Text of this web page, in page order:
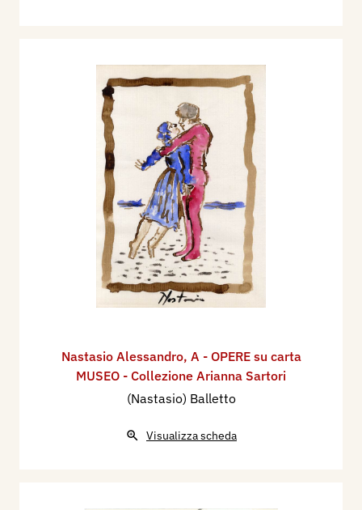
Nastasio Alessandro, A - OPERE su carta
MUSEO - Collezione Arianna Sartori
(Nastasio) Balletto
Visualizza scheda